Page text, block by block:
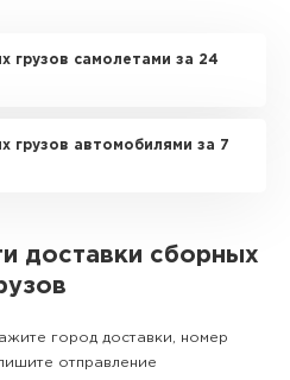
грузов самолетами за 24
грузов автомобилями за 7
доставки сборных
город доставки, номер
отправление